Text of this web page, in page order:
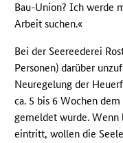
Bau-Union? Ich werde
Arbeit suchen.«
Bei der Seereederei
Personen) darüber
Neuregelung der
ca. 5 bis 6 Wochen
gemeldet wurde. Wenn
eintritt, wollen die